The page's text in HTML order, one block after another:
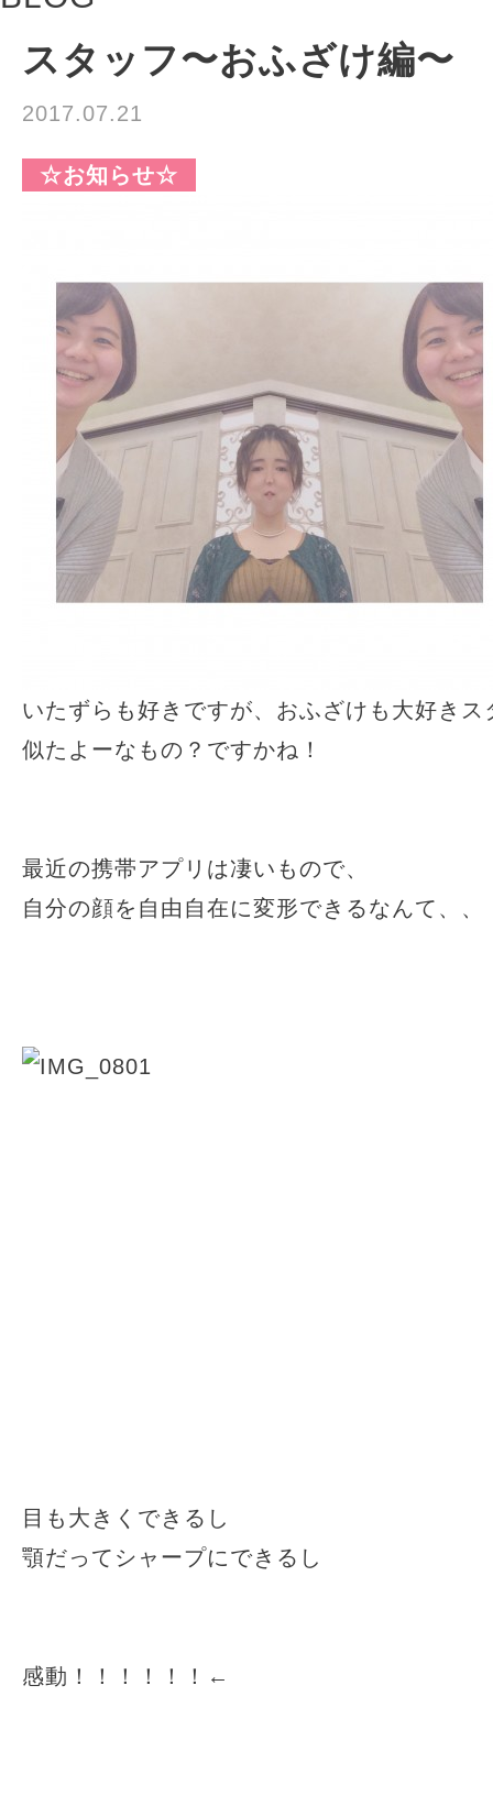
スタッフ〜おふざけ編〜
2017.07.21
☆お知らせ☆
いたずらも好きですが、おふざけも大好きス
似たよーなもの？ですかね！
最近の携帯アプリは凄いもので、
自分の顔を自由自在に変形できるなんて、、
目も大きくできるし
顎だってシャープにできるし
感動！！！！！！←